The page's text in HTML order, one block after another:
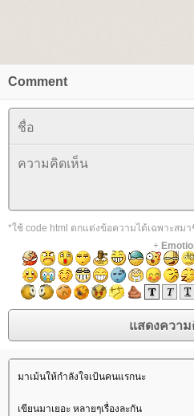
Comment
*ใช้ code html ตกแต่งข้อความได้เฉพาะสม
+
มาเม้นให้กำลังใจเป้นคนแรกนะ
เขียนมาเยอะ หลายๆเรื่องละกัน